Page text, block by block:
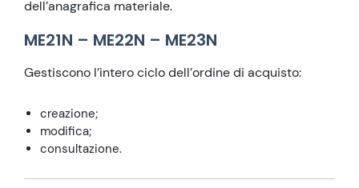
dell’anagrafica materiale.
ME21N – ME22N – ME23N
Gestiscono l’intero ciclo dell’ordine di acquisto:
creazione;
modifica;
consultazione.